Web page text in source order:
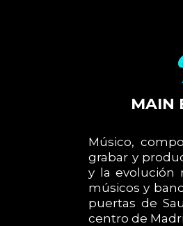
MAIN
Músico,
grabar y
y la evolución
músicos y
puertas de
centro de